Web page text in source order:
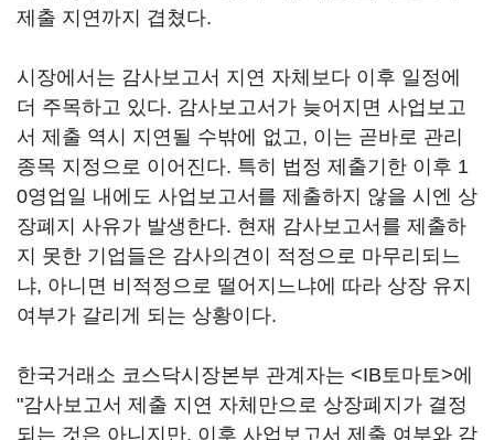
제출 지연까지 겹쳤다.
시장에서는 감사보고서 지연 자체보다 이후 일정에
더 주목하고 있다. 감사보고서가 늦어지면 사업보고
서 제출 역시 지연될 수밖에 없고, 이는 곧바로 관리
종목 지정으로 이어진다. 특히 법정 제출기한 이후 1
0영업일 내에도 사업보고서를 제출하지 않을 시엔 상
장폐지 사유가 발생한다. 현재 감사보고서를 제출하
지 못한 기업들은 감사의견이 적정으로 마무리되느
냐, 아니면 비적정으로 떨어지느냐에 따라 상장 유지
여부가 갈리게 되는 상황이다.
한국거래소 코스닥시장본부 관계자는 <IB토마토>에
"감사보고서 제출 지연 자체만으로 상장폐지가 결정
되는 것은 아니지만, 이후 사업보고서 제출 여부와 감